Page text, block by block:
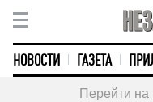
НОВОСТИ ГАЗЕТА
Перейти